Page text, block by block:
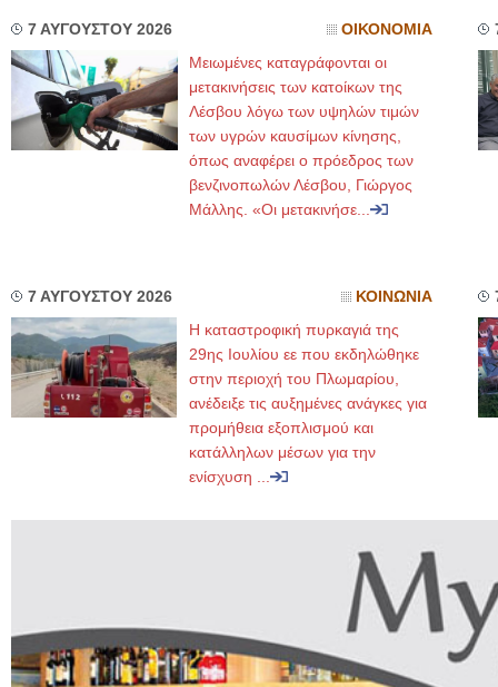
7 ΑΥΓΟΥΣΤΟΥ 2026 ΟΙΚΟΝΟΜΙΑ
Μειωμένες καταγράφονται οι
μετακινήσεις των κατοίκων της
Λέσβου λόγω των υψηλών τιμών
των υγρών καυσίμων κίνησης,
όπως αναφέρει ο πρόεδρος των
βενζινοπωλών Λέσβου, Γιώργος
Μάλλης. «Οι μετακινήσε...
7 ΑΥΓΟΥΣΤΟΥ 2026 ΚΟΙΝΩΝΙΑ
Η καταστροφική πυρκαγιά της
29ης Ιουλίου εε που εκδηλώθηκε
στην περιοχή του Πλωμαρίου,
ανέδειξε τις αυξημένες ανάγκες για
προμήθεια εξοπλισμού και
κατάλληλων μέσων για την
ενίσχυση ...